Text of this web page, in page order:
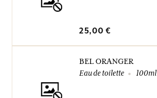
25,00 €
BEL ORANGER
Eau de toilette
100ml